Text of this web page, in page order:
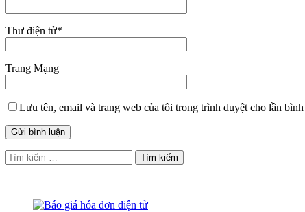
Thư điện tử*
Trang Mạng
Lưu tên, email và trang web của tôi trong trình duyệt cho lần bình
Tìm
kiếm